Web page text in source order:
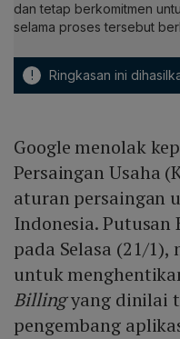
dan tetap berkomitmen
selama proses tersebut
! Ringkasan ini
Google menolak
Persaingan Usaha
aturan persaingan
Indonesia. Putusan
pada Selasa (21/
untuk
Billingyang dinilai
pengembang